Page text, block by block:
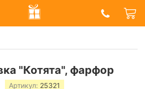
Prazdnik
Shop
"Котята", фарфор
Артикул: 25321